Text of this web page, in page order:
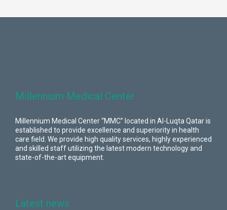
Millennium Medical Center
Millennium Medical Center “MMC” located in Al-Luqta Qatar is
established to provide excellence and superiority in health
care field. We provide high quality services, highly experienced
and skilled staff utilizing the latest modern technology and
state-of-the-art equipment.
Latest news